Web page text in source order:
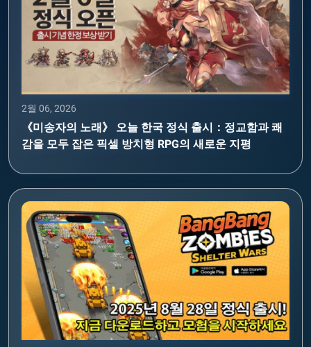
2월 06, 2026
《미송자의 노래》 오늘 한국 정식 출시：정교함과 쾌
감을 모두 잡은 픽셀 방치형 RPG의 새로운 지평